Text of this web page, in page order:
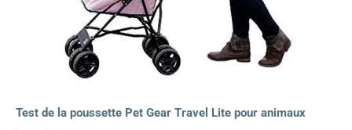
Test de la poussette Pet Gear Travel Lite pour animaux